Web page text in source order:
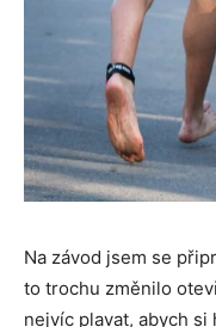
Na závod jsem se
to trochu změnilo
nejvíc plavat, abych